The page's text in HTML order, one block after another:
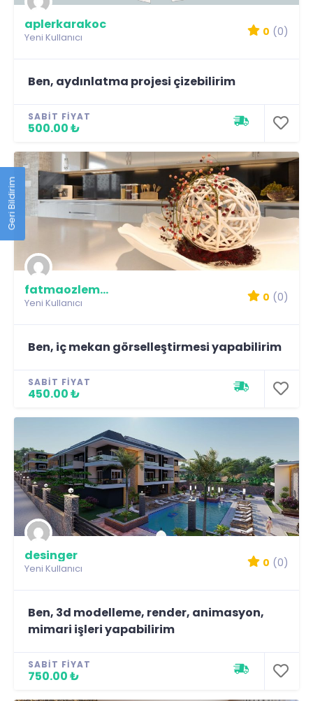
aplerkarakoc
Yeni Kullanıcı 0 (0)
Ben, aydınlatma projesi çizebilirim
SABIT FIYAT
500.00 ₺
fatmaozlemacar
Yeni Kullanıcı 0 (0)
Ben, iç mekan görselleştirmesi yapabilirim
SABIT FIYAT
450.00 ₺
desinger
Yeni Kullanıcı 0 (0)
Ben, 3d modelleme, render, animasyon,
mimari işleri yapabilirim
SABIT FIYAT
750.00 ₺
Geri Bildirim